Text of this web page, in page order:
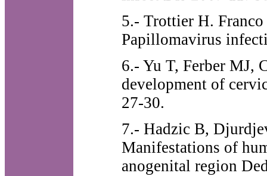
5.- Trottier H.
Papillomavirus
6.- Yu T, Ferber MJ,
development of
27-30.
7.- Hadzic B,
Manifestations of
anogenital region